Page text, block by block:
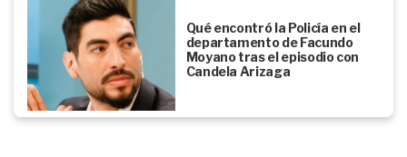
Qué encontró la Policía en el
departamento de Facundo
Moyano tras el episodio con
Candela Arizaga